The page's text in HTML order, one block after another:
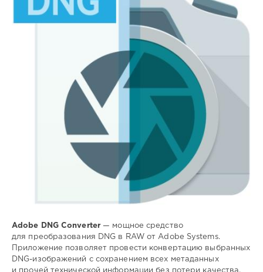
SamDel
конвертер
Adobe DNG Converter— мощное средство
для преобразования DNG в RAW от Adobe Systems.
Приложение позволяет провести конвертацию выбранных
DNG-изображений с сохранением всех метаданных
и прочей технической информации без потери качества.